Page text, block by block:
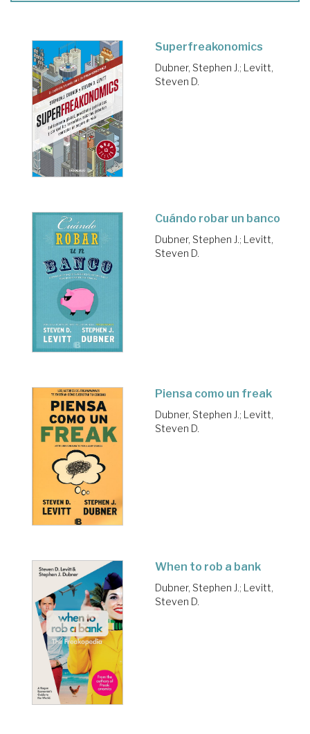
Superfreakonomics
Dubner, Stephen J.; Levitt,
Steven D.
Cuándo robar un banco
Dubner, Stephen J.; Levitt,
Steven D.
Piensa como un freak
Dubner, Stephen J.; Levitt,
Steven D.
When to rob a bank
Dubner, Stephen J.; Levitt,
Steven D.